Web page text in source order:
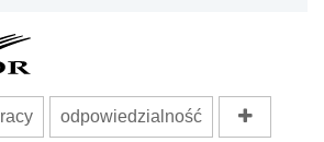
odpowiedzialność